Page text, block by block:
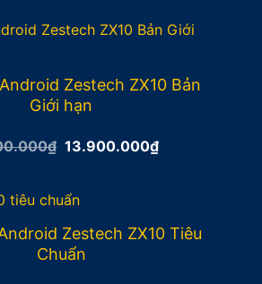
17.400.000₫.
Zestech ZX10 Bản
Giới hạn
₫ Giá
15.900.000₫.
13.900.000₫Giá
hiện
Zestech ZX10 Tiêu
Chuẩn